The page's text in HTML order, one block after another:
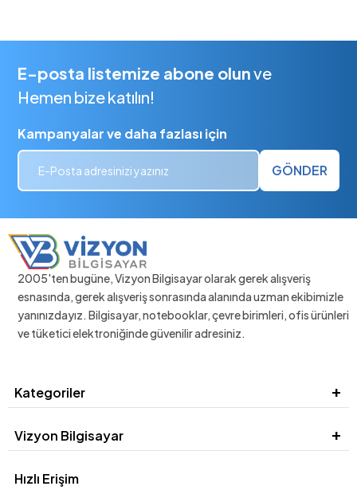
E-posta listemize abone olunve
Hemen bize katılın!
Kampanyalar ve daha fazlası için
GÖNDER
2005'ten bugüne, Vizyon Bilgisayar olarak gerek alışveriş
esnasında, gerek alışveriş sonrasında alanında uzman ekibimizle
yanınızdayız. Bilgisayar, notebooklar, çevre birimleri, ofis ürünleri
ve tüketici elektroniğinde güvenilir adresiniz.
Kategoriler
Vizyon Bilgisayar
Hızlı Erişim